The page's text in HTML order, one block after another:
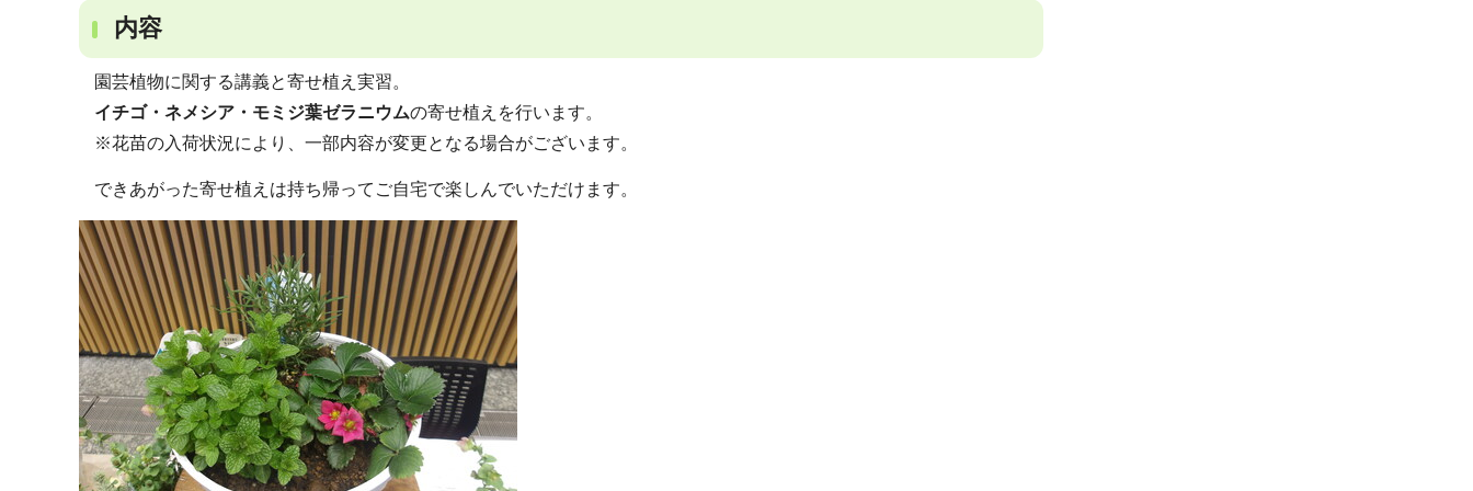
内容
園芸植物に関する講義と寄せ植え実習。
イチゴ・ネメシア・モミジ葉ゼラニウムの寄せ植えを行います。
※花苗の入荷状況により、一部内容が変更となる場合がございます。
できあがった寄せ植えは持ち帰ってご自宅で楽しんでいただけます。